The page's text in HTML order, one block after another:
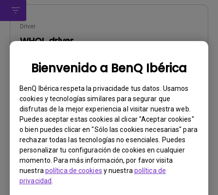
Bienvenido a BenQ Ibérica
BenQ Ibérica respeta la privacidade tus datos. Usamos
cookies y tecnologías similares para segurar que
disfrutas de la mejor experiencia al visitar nuestra web.
Puedes aceptar estas cookies al clicar "Aceptar cookies"
o bien puedes clicar en "Sólo las cookies necesarias" para
rechazar todas las tecnologías no esenciales. Puedes
personalizar tu configuración de cookies en cualquier
momento. Para más información, por favor visita
nuestra política de cookies y nuestra política de
privacidad
Driver
WHQL driver
Windows10|Windows7|Windows8
OS Version:
Versión:MP
Actualizar:2017/07/27
Tamaño de archivo: 9.98 KB
Descargar
Al utilizar cualquiera de los programas mencionados